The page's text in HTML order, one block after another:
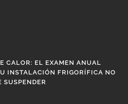
CALOR: EL EXAMEN ANUAL
INSTALACIÓN FRIGORÍFICA NO
SUSPENDER